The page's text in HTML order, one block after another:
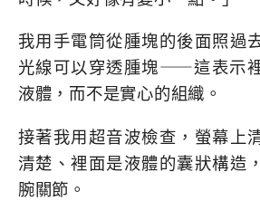
我用手電筒從腫塊的後面照過
光線可以穿透腫塊——這表示
液體，而不是實心的組織。
接著我用超音波檢查，螢幕上
清楚、裡面是液體的囊狀構造
腕關節。